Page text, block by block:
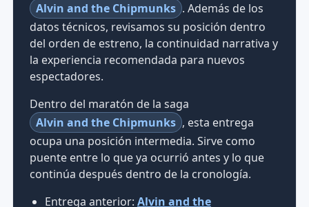
Alvin and the Chipmunks . Además de los
datos técnicos, revisamos su posición dentro
del orden de estreno, la continuidad narrativa y
la experiencia recomendada para nuevos
espectadores.
Dentro del maratón de la saga
Alvin and the Chipmunks , esta entrega
ocupa una posición intermedia. Sirve como
puente entre lo que ya ocurrió antes y lo que
continúa después dentro de la cronología.
Entrega anterior: Alvin and the